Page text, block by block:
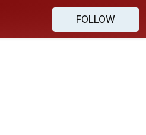
FOLLOW